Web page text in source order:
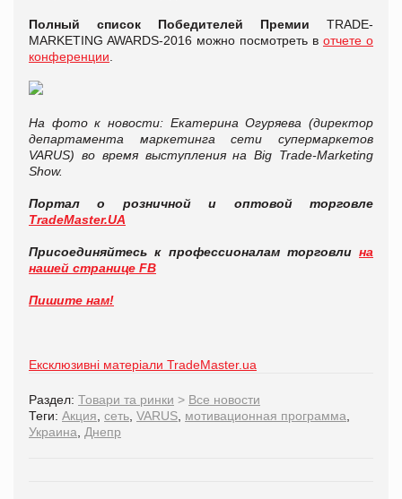
Полный список Победителей Премии TRADE-
MARKETING AWARDS-2016 можно посмотреть в отчете о
конференции
На фото к новости: Екатерина Огуряева (директор
департамента маркетинга сети супермаркетов
VARUS) во время выступления наBig Trade-Marketing
Show.
Портал о розничной и оптовой торговле
TradeMaster.UA
Присоединяйтесь к профессионалам торговли на
нашей странице FB
Пишите нам!
Ексклюзивні матеріали TradeMaster.ua
Раздел: Товари та ринки > Все новости
Теги: Акция сеть VARUS мотивационная программа
Украина
Днепр